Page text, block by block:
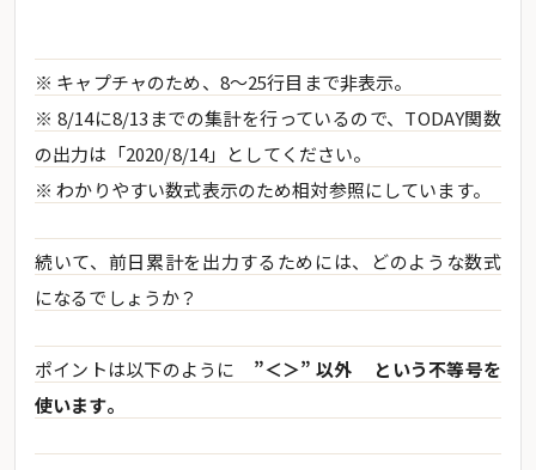
※ キャプチャのため、8～25行目まで非表示。
※ 8/14に8/13までの集計を行っているので、TODAY関数
の出力は「2020/8/14」としてください。
※ わかりやすい数式表示のため相対参照にしています。
続いて、前日累計を出力するためには、どのような数式
になるでしょうか？
ポイントは以下のように ”＜＞” 以外 という不等号を
使います。